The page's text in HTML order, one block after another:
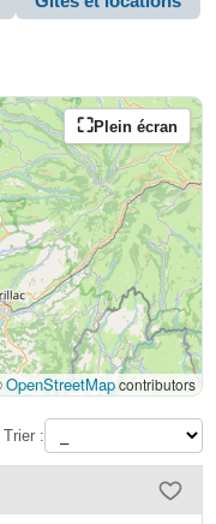
Plein écran
OpenStreetMapcontributors
Trier :